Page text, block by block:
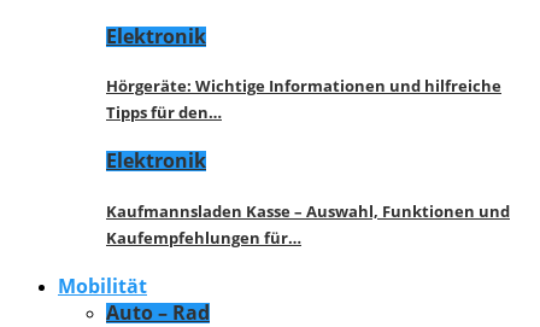
Elektronik
Hörgeräte: Wichtige Informationen und hilfreiche
Tipps für den…
Elektronik
Kaufmannsladen Kasse – Auswahl, Funktionen und
Kaufempfehlungen für…
Mobilität
Auto – Rad